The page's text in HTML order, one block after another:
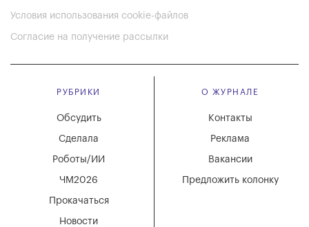
Условия использования cookie-файлов
Согласие на получение рассылки
РУБРИКИ
Новости
Обсудить
Сделала
Роботы/ИИ
ЧМ2026
Прокачаться
О ЖУРНАЛЕ
Вакансии
Реклама
Контакты
Предложить колонку